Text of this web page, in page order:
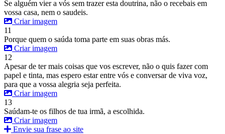
Se alguém vier a vós sem trazer esta doutrina, não o recebais em
vossa casa, nem o saudeis.
Criar imagem
11
Porque quem o saúda toma parte em suas obras más.
Criar imagem
12
Apesar de ter mais coisas que vos escrever, não o quis fazer com
papel e tinta, mas espero estar entre vós e conversar de viva voz,
para que a vossa alegria seja perfeita.
Criar imagem
13
Saúdam-te os filhos de tua irmã, a escolhida.
Criar imagem
Envie sua frase ao site